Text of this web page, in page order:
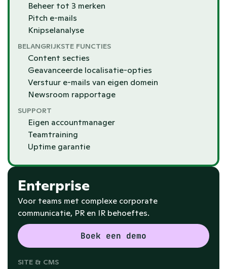
Beheer tot 3 merken
Pitch e-mails
Knipselanalyse
BELANGRIJKSTE FUNCTIES
Content secties
Geavanceerde localisatie-opties
Verstuur e-mails van eigen domein
Newsroom rapportage
SUPPORT
Eigen accountmanager
Teamtraining
Uptime garantie
Enterprise
Voor teams met complexe corporate
communicatie, PR en IR behoeftes.
Boek een demo
SITE & CMS